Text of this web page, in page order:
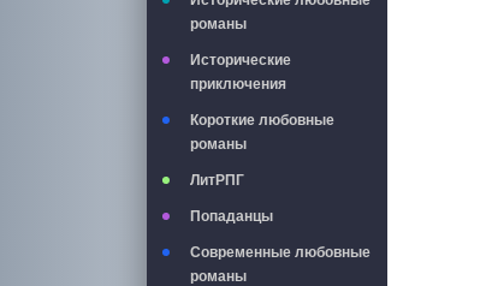
романы
Исторические
приключения
Короткие любовные
романы
ЛитРПГ
Попаданцы
Современные любовные
романы